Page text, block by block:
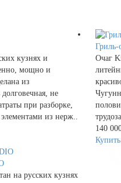
кузнях и
мощно и
из
не
при разборке,
из нерж..
Гриль-
Очаг
140
Купить
на русских кузнях